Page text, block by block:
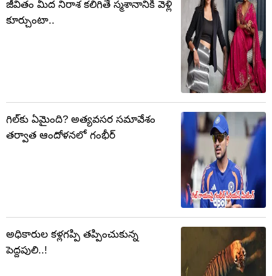
జీవితం మీద నిరాశ కలిగితే స్మశానానికి వెళ్లి
కూర్చుంటా..
గిల్‌కు ఏమైంది? అత్యవసర సమావేశం
తర్వాత ఆందోళనలో గంభీర్
అధికారుల కళ్లగప్పి తప్పించుకున్న
పెద్దపులి..!